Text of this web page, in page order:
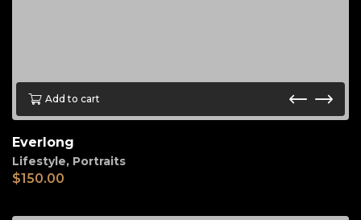
Add to cart
Everlong
Lifestyle, Portraits
$150.00